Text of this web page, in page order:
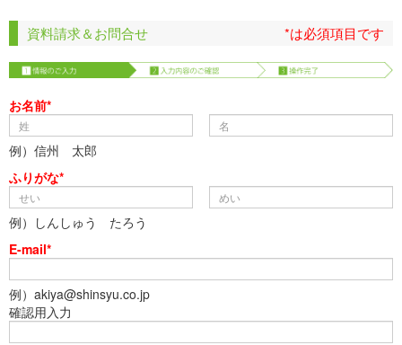
資料請求＆お問合せ *は必須項目です
お名前*
例）信州 太郎
ふりがな*
例）しんしゅう たろう
E-mail*
例）akiya@shinsyu.co.jp
確認用入力